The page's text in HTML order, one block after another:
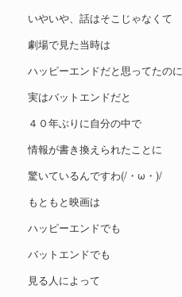
いやいや、話はそこじゃなくて
劇場で見た当時は
ハッピーエンドだと思ってたのに
実はバットエンドだと
４０年ぶりに自分の中で
情報が書き換えられたことに
驚いているんですわ(/・ω・)/
もともと映画は
ハッピーエンドでも
バットエンドでも
見る人によって